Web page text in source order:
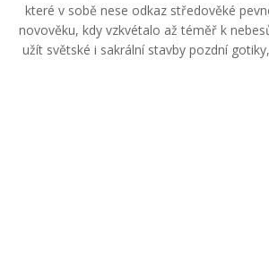
které v sobě nese odkaz středověké
novověku, kdy vzkvétalo až téměř k
užít světské i sakrální stavby pozdní